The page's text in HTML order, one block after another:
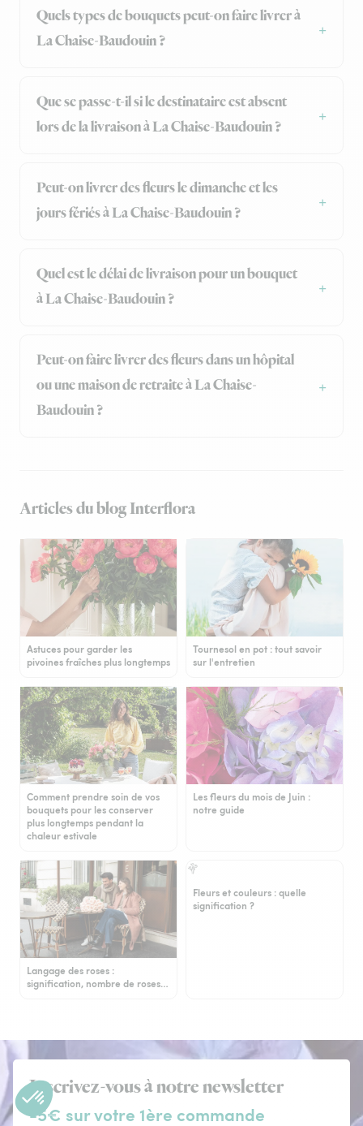
Quels types de bouquets peut-on faire livrer à
La Chaise-Baudouin ?
Que se passe-t-il si le destinataire est absent
lors de la livraison à La Chaise-Baudouin ?
Peut-on livrer des fleurs le dimanche et les
jours fériés à La Chaise-Baudouin ?
Quel est le délai de livraison pour un bouquet
à La Chaise-Baudouin ?
Peut-on faire livrer des fleurs dans un hôpital
ou une maison de retraite à La Chaise-
Baudouin ?
Articles du blog Interflora
Astuces pour garder les
pivoines fraîches plus longtemps
Tournesol en pot : tout savoir
sur l'entretien
Comment prendre soin de vos
bouquets pour les conserver
plus longtemps pendant la
chaleur estivale
Les fleurs du mois de Juin :
notre guide
Langage des roses :
signification, nombre de roses…
Fleurs et couleurs : quelle
signification ?
Inscrivez-vous à notre newsletter
-5€ sur votre 1ère commande